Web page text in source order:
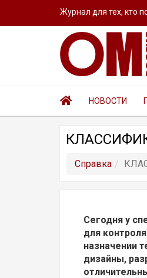
Журнал для тех, кто
НОВОСТИ
Справка
Сегодня у
для
назначении
дизайны,